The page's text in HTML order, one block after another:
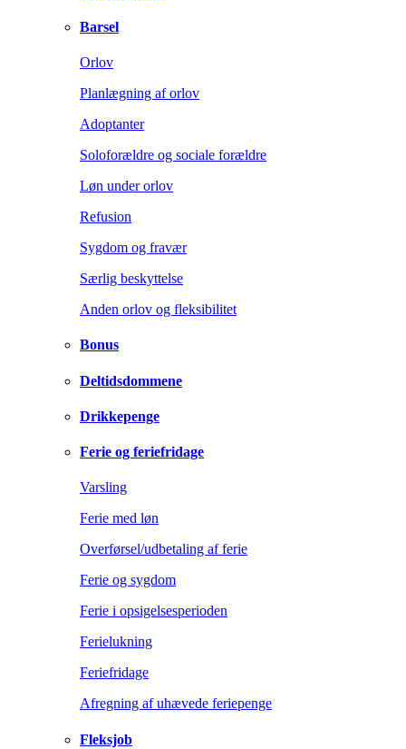
Barsel
Orlov
Planlægning af orlov
Adoptanter
Soloforældre og sociale forældre
Løn under orlov
Refusion
Sygdom og fravær
Særlig beskyttelse
Anden orlov og fleksibilitet
Bonus
Deltidsdommene
Drikkepenge
Ferie og feriefridage
Varsling
Ferie med løn
Overførsel/udbetaling af ferie
Ferie og sygdom
Ferie i opsigelsesperioden
Ferielukning
Feriefridage
Afregning af uhævede feriepenge
Fleksjob